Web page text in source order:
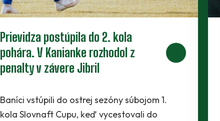
Piaty legionár do partie. Za Baník
bude hrať ofenzívny stredopoliar
Radchenko
Káder Prievidze sa rozšíril najnovšie o
Maksyma Radchenka. Legionár z Ukrajiny sa s